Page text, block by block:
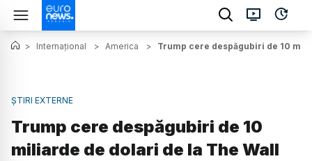
> Internațional > America > Trump cere despăgubiri de 10
ȘTIRI EXTERNE
Trump cere despăgubiri de 10
miliarde de dolari de la The Wall